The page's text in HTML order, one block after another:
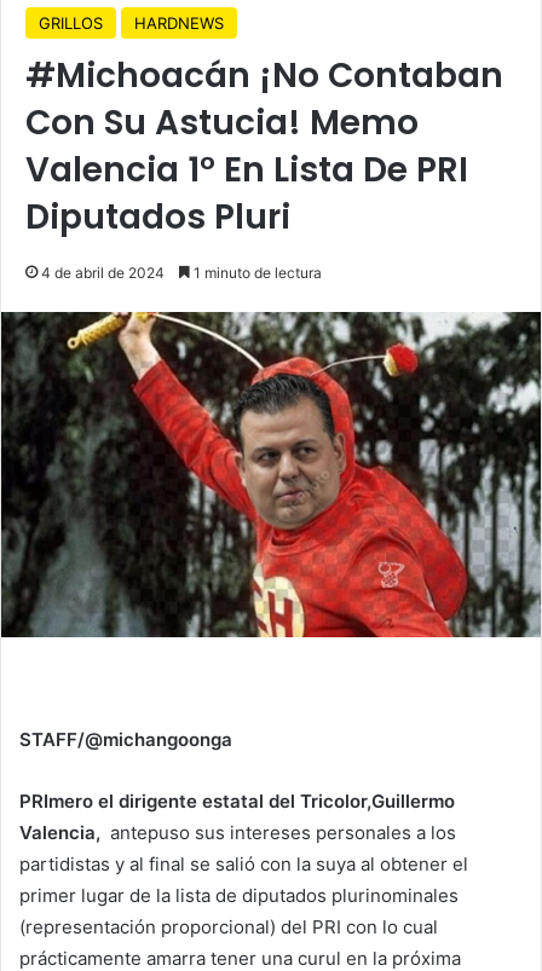
GRILLOS HARDNEWS
#Michoacán ¡No Contaban
Con Su Astucia! Memo
Valencia 1° En Lista De PRI
Diputados Pluri
4 de abril de 2024 1 minuto de lectura
STAFF/@michangoonga
PRImero el dirigente estatal del Tricolor,Guillermo
Valencia, antepuso sus intereses personales a los
partidistas y al final se salió con la suya al obtener el
primer lugar de la lista de diputados plurinominales
(representación proporcional) del PRI con lo cual
prácticamente amarra tener una curul en la próxima